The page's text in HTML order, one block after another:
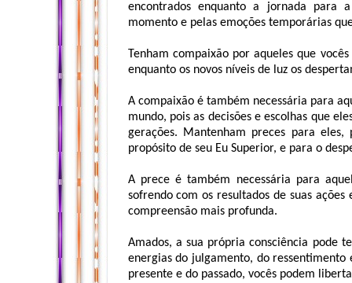
encontrados enquanto a jornada para
momento e pelas emoções temporárias
Tenham compaixão por aqueles que
enquanto os novos níveis de luz os
A compaixão é também necessária para
mundo, pois as decisões e escolhas que
gerações. Mantenham preces para
propósito de seu Eu Superior, e para o
A prece é também necessária para
sofrendo com os resultados de suas
compreensão mais profunda.
Amados, a sua própria consciência pode
energias do julgamento, do ressentimento
presente e do passado, vocês podem